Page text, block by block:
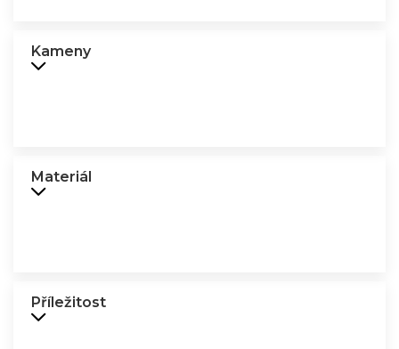
Kameny
Materiál
Příležitost